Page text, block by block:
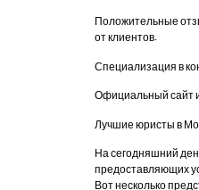
Положительные
от клиентов.
Специализация в
Официальный сайт
Лучшие юристы в
На сегодняшний
предоставляющих
Вот несколько